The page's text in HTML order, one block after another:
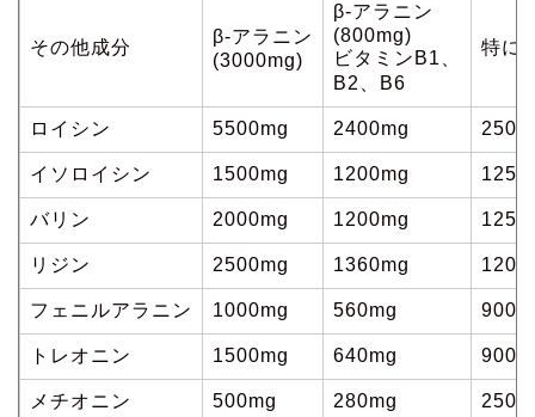
その他成分
β-アラニン
(3000mg)
β-アラニン
(800mg)
ビタミンB1、
B2、B6
特に
ロイシン 5500mg 2400mg
イソロイシン 1500mg 1200mg
バリン 2000mg 1200mg
リジン 2500mg 1360mg
フェニルアラニン 1000mg 560mg
トレオニン 1500mg 640mg
メチオニン 500mg 280mg